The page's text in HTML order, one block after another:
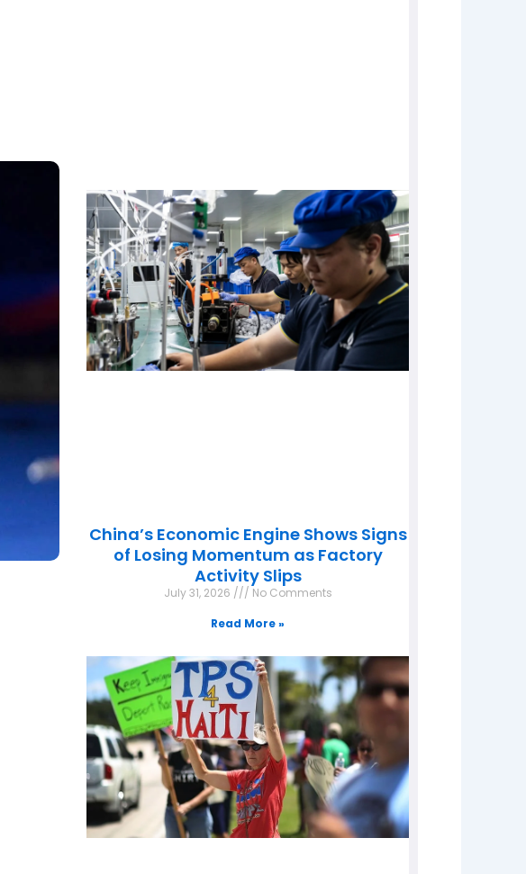
China’s Economic Engine Shows Signs
of Losing Momentum as Factory
Activity Slips
July 31, 2026
No Comments
Read More »